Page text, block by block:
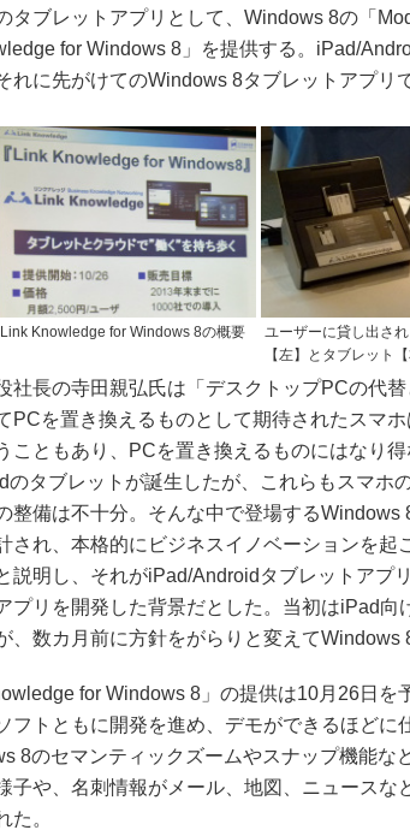
ブレットアプリとして、Windows 8の「
for Windows 8」を提供する。iPad/
れに先がけてのWindows 8タブレットアプリ
Link Knowledge for Windows 8の概要
ユーザーに貸し出さ
【左】とタブレット【
社長の寺田親弘氏は「デスクトップPCの代
PCを置き換えるものとして期待されたスマ
こともあり、PCを置き換えるものにはなり得
のタブレットが誕生したが、これらもスマホ
整備は不十分。そんな中で登場するWindows
され、本格的にビジネスイノベーションを起
説明し、それがiPad/Androidタブレットアプ
プリを開発した背景だとした。当初はiPad向
、数カ月前に方針をがらりと変えてWindows
for Windows 8」の提供は10月26日を
フトともに開発を進め、デモができるほどに
8のセマンティックズームやスナップ機能な
子や、名刺情報がメール、地図、ニュースな
た。